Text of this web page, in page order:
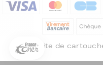
Site de
Inscrivez-vous à notre
commande * !
Votre adresse email